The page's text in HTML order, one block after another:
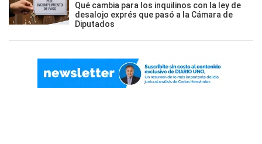
Qué cambia para los inquilinos con la ley de
desalojo exprés que pasó a la Cámara de
Diputados